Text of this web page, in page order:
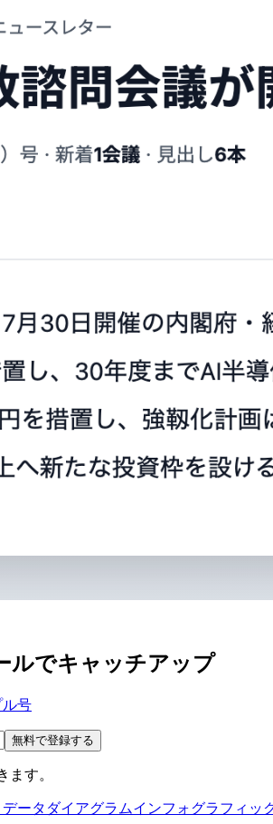
ルでキャッチアップ
号
無料で登録する
す。
ータ ダイアグラムインフォグラフィッ